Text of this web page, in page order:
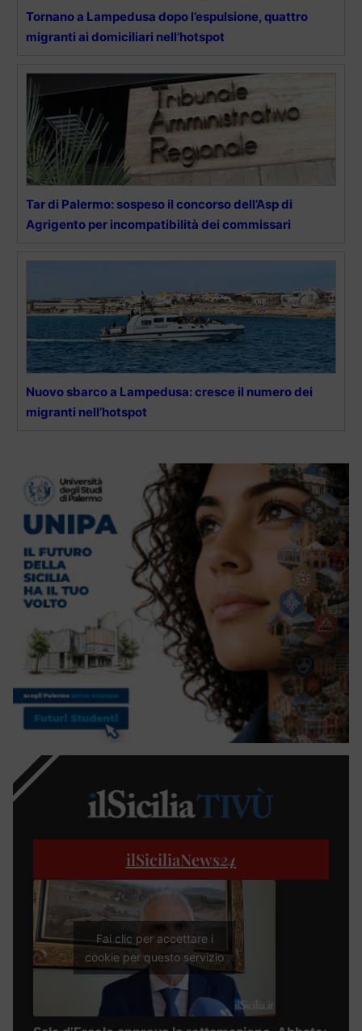
Tornano a Lampedusa dopo l’espulsione, quattro
migranti ai domiciliari nell’hotspot
Tar di Palermo: sospeso il concorso dell’Asp di
Agrigento per incompatibilità dei commissari
Nuovo sbarco a Lampedusa: cresce il numero dei
migranti nell’hotspot
ilSiciliaNews24
Fai clic per accettare i
cookie per questo servizio